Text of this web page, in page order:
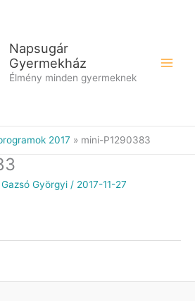
Napsugár
Gyermekház
Élmény minden gyermeknek
2017 mini-P1290383
Gazsó Györgyi / 2017-11-27